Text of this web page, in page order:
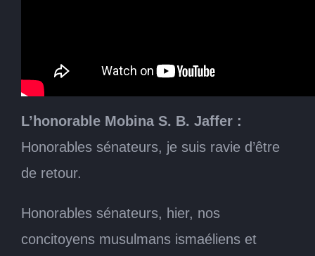
Le festival de Norouz
L’honorable Mobina S. B. Jaffer :
Honorables sénateurs, je suis ravie d’être
de retour.
Honorables sénateurs, hier, nos
concitoyens musulmans ismaéliens et